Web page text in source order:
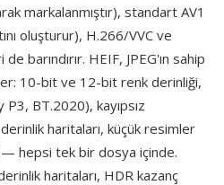
markalanmıştır), standart AV1
oluşturur), H.266/VVC ve
barındırır. HEIF, JPEG'ın sahip
10-bit ve 12-bit renk derinliği,
BT.2020), kayıpsız
derinlik haritaları, küçük resimler
hepsi tek bir dosya içinde.
haritaları, HDR kazanç